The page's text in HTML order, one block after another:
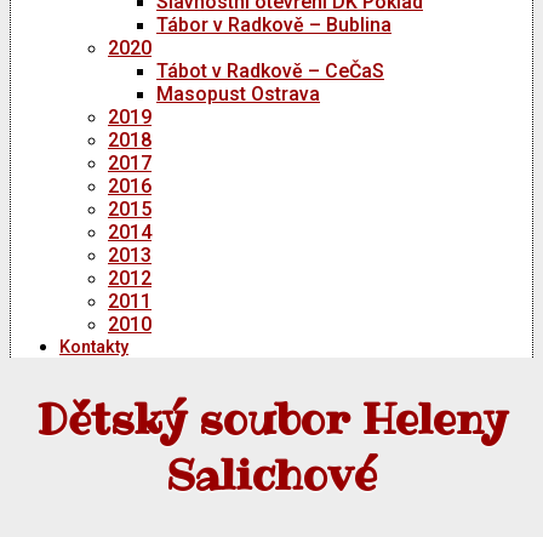
Tábor v Radkově – Bublina
2020
Tábot v Radkově – CeČaS
Masopust Ostrava
2019
2018
2017
2016
2015
2014
2013
2012
2011
2010
Kontakty
Dětský soubor Heleny
Salichové